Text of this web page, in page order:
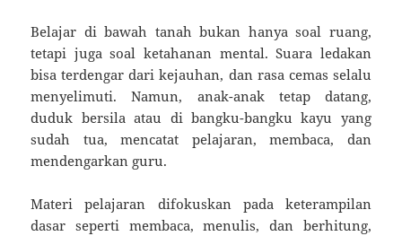
Belajar di bawah tanah bukan hanya soal ruang,
tetapi juga soal ketahanan mental. Suara ledakan
bisa terdengar dari kejauhan, dan rasa cemas selalu
menyelimuti. Namun, anak-anak tetap datang,
duduk bersila atau di bangku-bangku kayu yang
sudah tua, mencatat pelajaran, membaca, dan
mendengarkan guru.
Materi pelajaran difokuskan pada keterampilan
dasar seperti membaca, menulis, dan berhitung,